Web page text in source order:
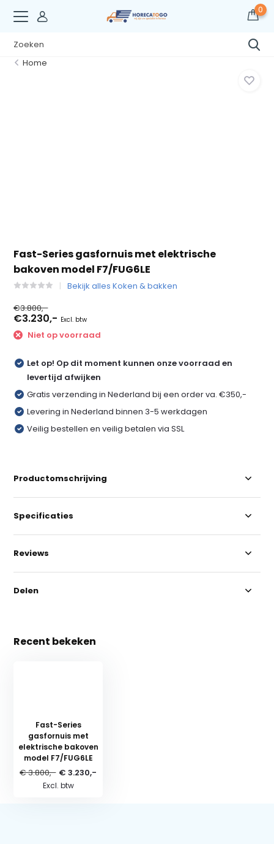
0
Home
Fast-Series gasfornuis met elektrische
bakoven model F7/FUG6LE
Bekijk alles Koken & bakken
€3.800,-
€3.230,- Excl. btw
Niet op voorraad
Let op! Op dit moment kunnen onze voorraad en
levertijd afwijken
Gratis verzending in Nederland bij een order va. €350,-
Levering in Nederland binnen 3-5 werkdagen
Veilig bestellen en veilig betalen via SSL
Productomschrijving
Specificaties
Reviews
Delen
Recent bekeken
Fast-Series
gasfornuis met
elektrische bakoven
model F7/FUG6LE
€ 3.800,- € 3.230,-
Excl. btw